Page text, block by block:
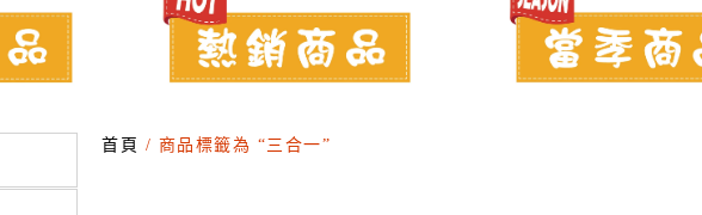
首頁 / 商品標籤為 “三合一”